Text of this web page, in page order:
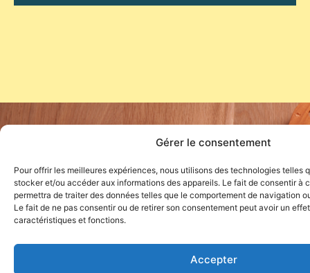
Gérer le consentement
Pour offrir les meilleures expériences, nous utilisons des technologies telles
stocker et/ou accéder aux informations des appareils. Le fait de consentir à
permettra de traiter des données telles que le comportement de navigation
Le fait de ne pas consentir ou de retirer son consentement peut avoir un
caractéristiques et fonctions.
Accepter
EXPERIENCES
Unique moments
At Le Petit Culot, every stay is a tailor-made
experience.
Taste, create, explore.